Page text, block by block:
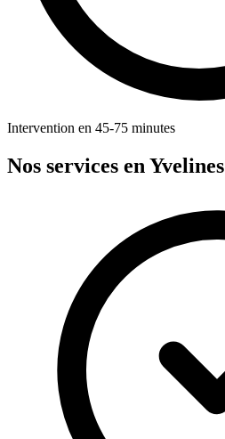
Intervention en 45-75 minutes
Nos services en Yvelines